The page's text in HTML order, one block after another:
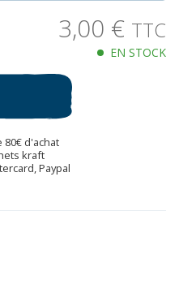
3,00 € TTC
EN STOCK
80€ d'achat
kraft
Paypal